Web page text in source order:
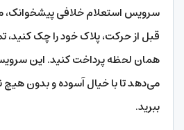
سرویس استعلام خلافی پیشخوانک،
قبل از حرکت، پلاک خود را چک کنید،
همان لحظه پرداخت کنید. این
می‌دهد تا با خیال آسوده و بدون هیچ
ببرید.